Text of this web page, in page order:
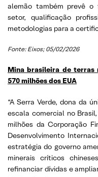
alemão também prevê
setor, qualificação
metodologias para a
Fonte: Eixos; 05/02/2026
Mina brasileira de terras
570 milhões dos EUA
“A Serra Verde, dona da
escala comercial no
milhões da Corporação
Desenvolvimento
estratégia do governo
minerais críticos
refinanciar dívidas e